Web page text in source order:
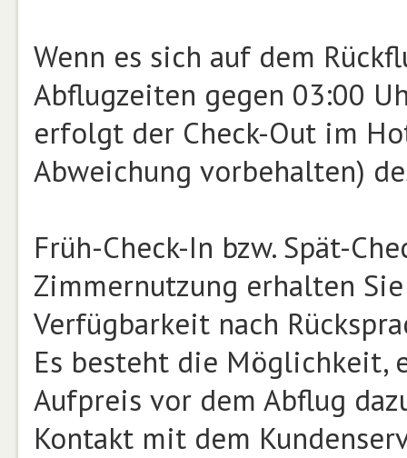
Wenn es sich auf dem
Abflugzeiten gegen 03:00
erfolgt der Check-Out im
Abweichung vorbehalten)
Früh-Check-In bzw. Spät-
Zimmernutzung erhalten
Verfügbarkeit nach
Es besteht die Möglichkeit,
Aufpreis vor dem Abflug
Kontakt mit dem